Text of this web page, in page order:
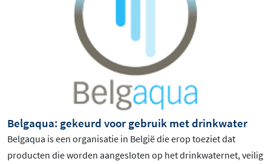
Belgaqua: gekeurd voor gebruik met drinkwater
Belgaqua is een organisatie in België die erop toeziet dat
producten die worden aangesloten op het drinkwaternet, veilig